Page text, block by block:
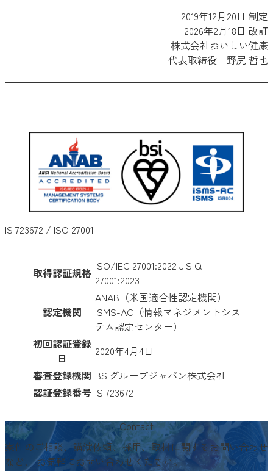
2019年12月20日 制定
2026年2月18日 改訂
株式会社おいしい健康
代表取締役 野尻 哲也
IS 723672 / ISO 27001
取得認証規格 ISO/IEC 27001:2022 JIS Q
27001:2023
認定機関
ANAB（米国適合性認定機関）
ISMS-AC（情報マネジメントシス
テム認定センター）
初回認証登録
日
2020年4月4日
審査登録機関 BSIグループジャパン株式会社
認証登録番号 IS 723672
Contact
案件のご相談、講演依頼、採用、取材に関するお問い合わせ
など、お気軽にお問い合わせください。